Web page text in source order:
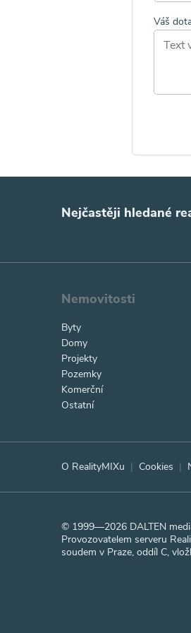
Váš
Nejčastěji hledané
Nemovitosti
Byty
Domy
Projekty
Pozemky
Komerční
Ostatní
O RealityMIXu Cookies
© 1999—2026 DALTEN
Provozovatelem serveru
soudem v Praze, oddíl C,